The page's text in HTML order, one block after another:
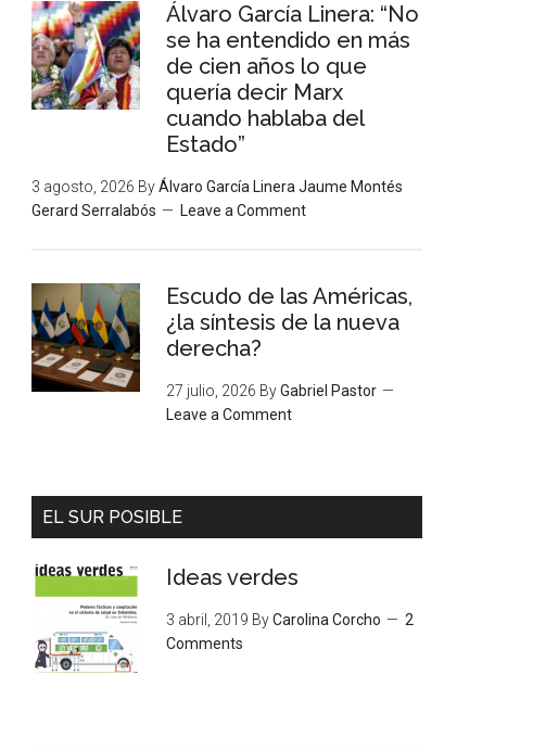
Álvaro García Linera: “No
se ha entendido en más
de cien años lo que
quería decir Marx
cuando hablaba del
Estado”
3 agosto, 2026 ByÁlvaro García Linera Jaume Montés
Gerard Serralabós
Leave a Comment
Escudo de las Américas,
¿la síntesis de la nueva
derecha?
27 julio, 2026 ByGabriel Pastor
Leave a Comment
EL SUR POSIBLE
Ideas verdes
3 abril, 2019 ByCarolina Corcho
2
Comments